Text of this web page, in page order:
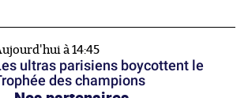
à 14:45
ultras parisiens boycottent le
des champions